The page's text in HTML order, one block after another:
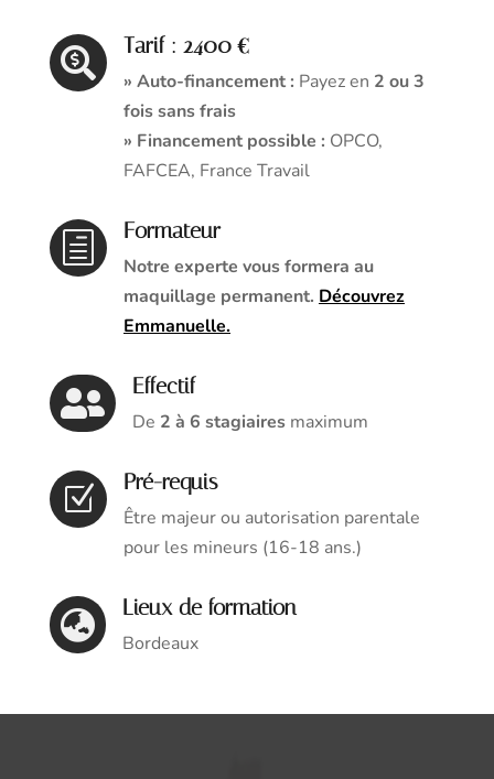
 Tarif : 2400 €
» Auto-financement : Payez en 2 ou 3
fois sans frais
» Financement possible : OPCO,
FAFCEA, France Travail
h Formateur
Notre experte vous formera au
maquillage permanent. Découvrez
Emmanuelle.
 Effectif
De 2 à 6 stagiairesmaximum
Z Pré-requis
Être majeur ou autorisation parentale
pour les mineurs (16-18 ans.)
 Lieux de formation
Bordeaux